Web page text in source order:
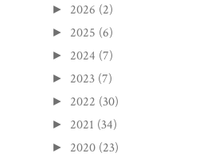
► 2026 (2)
► 2025 (6)
► 2024 (7)
► 2023 (7)
► 2022 (30)
► 2021 (34)
► 2020 (23)